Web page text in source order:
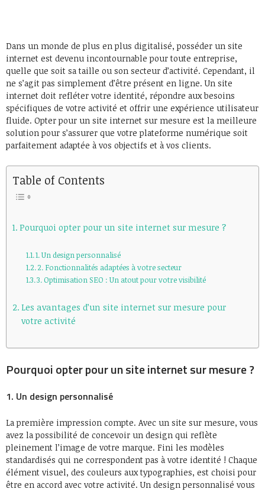
Dans un monde de plus en plus digitalisé, posséder un site
internet est devenu incontournable pour toute entreprise,
quelle que soit sa taille ou son secteur d’activité. Cependant, il
ne s’agit pas simplement d’être présent en ligne. Un site
internet doit refléter votre identité, répondre aux besoins
spécifiques de votre activité et offrir une expérience utilisateur
fluide. Opter pour un site internet sur mesure est la meilleure
solution pour s’assurer que votre plateforme numérique soit
parfaitement adaptée à vos objectifs et à vos clients.
Table of Contents
Pourquoi opter pour un site internet sur mesure ?
1. Un design personnalisé
2. Fonctionnalités adaptées à votre secteur
3. Optimisation SEO : Un atout pour votre visibilité
Les avantages d’un site internet sur mesure pour
votre activité
Pourquoi opter pour un site internet sur mesure ?
1. Un design personnalisé
La première impression compte. Avec un site sur mesure, vous
avez la possibilité de concevoir un design qui reflète
pleinement l’image de votre marque. Fini les modèles
standardisés qui ne correspondent pas à votre identité ! Chaque
élément visuel, des couleurs aux typographies, est choisi pour
être en accord avec votre activité. Un design personnalisé vous